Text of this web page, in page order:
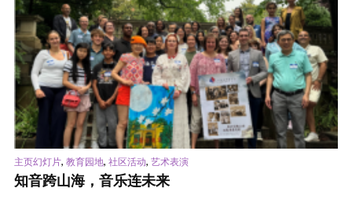
主页幻灯片, 教育园地, 社区活动, 艺术表演
知音跨山海，音乐连未来